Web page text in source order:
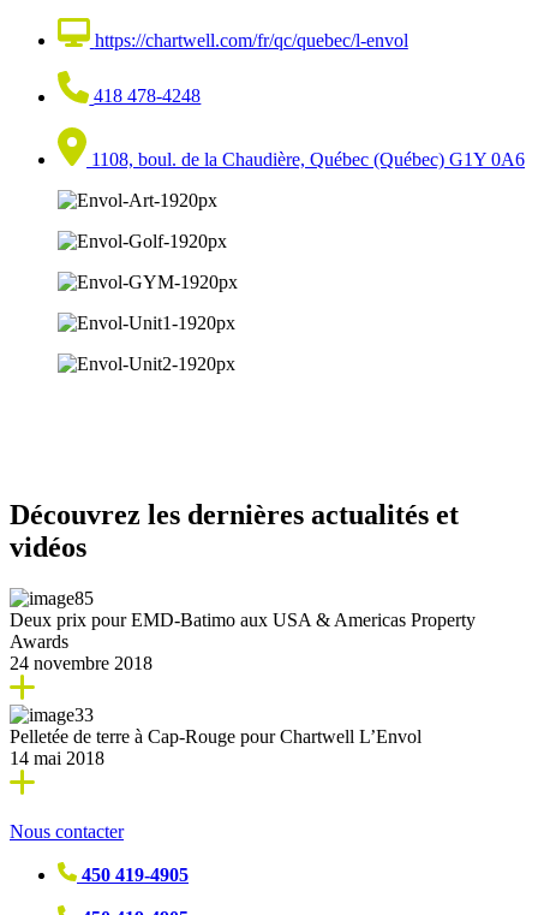
https://chartwell.com/fr/qc/quebec/l-envol
418 478-4248
1108, boul. de la Chaudière, Québec (Québec) G1Y 0A6
Découvrez les dernières actualités et
vidéos
Deux prix pour EMD-Batimo aux USA & Americas Property
Awards
24 novembre 2018
Pelletée de terre à Cap-Rouge pour Chartwell L’Envol
14 mai 2018
Nous contacter
450 419-4905